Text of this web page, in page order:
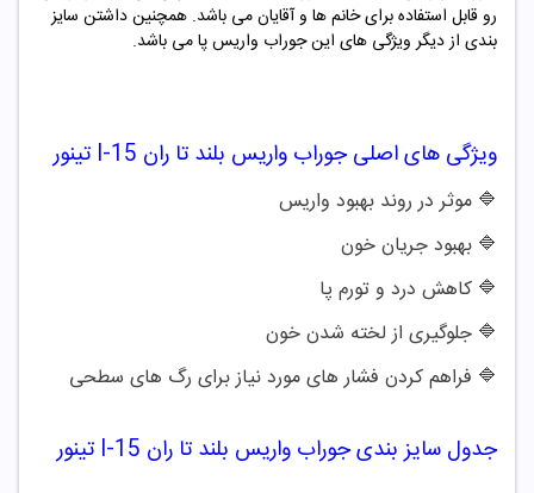
رو قابل استفاده برای خانم ها و آقایان می باشد. همچنین داشتن سایز
بندی از دیگر ویژگی های این جوراب واریس پا می باشد.
ویژگی های اصلیجوراب واریس بلند تا ران I-15 تینور
🔷 موثر در روند بهبود واریس
🔷 بهبود جریان خون
🔷 کاهش درد و تورم پا
🔷 جلوگیری از لخته شدن خون
🔷 فراهم کردن فشار های مورد نیاز برای رگ های سطحی
جدول سایز بندی جوراب واریس بلند تا ران I-15 تینور